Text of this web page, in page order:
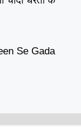
Se Gada